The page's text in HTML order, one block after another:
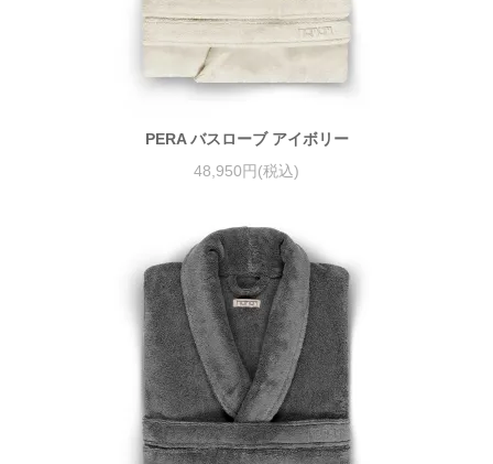
PERA バスローブ アイボリー
48,950円(税込)